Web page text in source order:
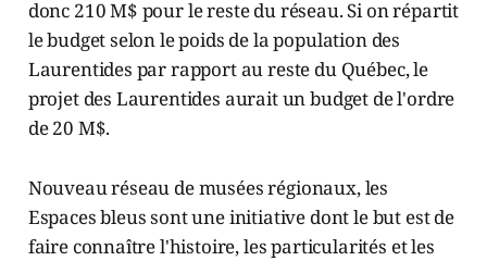
donc 210 M$ pour le reste du réseau. Si on répartit
le budget selon le poids de la population des
Laurentides par rapport au reste du Québec, le
projet des Laurentides aurait un budget de l'ordre
de 20 M$.
Nouveau réseau de musées régionaux, les
Espaces bleus sont une initiative dont le but est de
faire connaître l'histoire, les particularités et les